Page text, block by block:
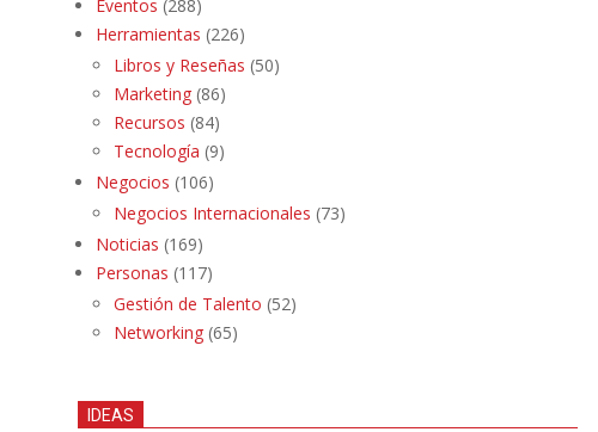
Eventos (288)
Herramientas (226)
Libros y Reseñas (50)
Marketing (86)
Recursos (84)
Tecnología (9)
Negocios (106)
Negocios Internacionales (73)
Noticias (169)
Personas (117)
Gestión de Talento (52)
Networking (65)
IDEAS